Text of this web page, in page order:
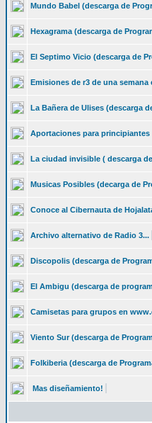
Mundo Babel (descarga de
Hexagrama (descarga de
El Septimo Vicio (descarga de
Emisiones de r3 de una semana
La Bañera de Ulises (descarga
Aportaciones para principiantes
La ciudad invisible ( descarga
Musicas Posibles (decarga de
Conoce al Cibernauta de
Archivo alternativo de Radio 3...
Discopolis (descarga de
El Ambigu (descarga de
Camisetas para grupos en
Viento Sur (descarga de
Folkiberia (descarga de
Mas diseñamiento!